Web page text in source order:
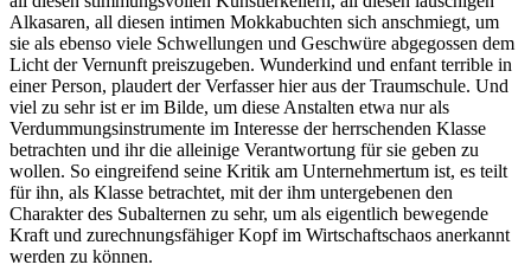
Alkasaren, all diesen intimen Mokkabuchten sich anschmiegt, um
sie als ebenso viele Schwellungen und Geschwüre abgegossen dem
Licht der Vernunft preiszugeben. Wunderkind und enfant terrible in
einer Person, plaudert der Verfasser hier aus der Traumschule. Und
viel zu sehr ist er im Bilde, um diese Anstalten etwa nur als
Verdummungsinstrumente im Interesse der herrschenden Klasse
betrachten und ihr die alleinige Verantwortung für sie geben zu
wollen. So eingreifend seine Kritik am Unternehmertum ist, es teilt
für ihn, als Klasse betrachtet, mit der ihm untergebenen den
Charakter des Subalternen zu sehr, um als eigentlich bewegende
Kraft und zurechnungsfähiger Kopf im Wirtschaftschaos anerkannt
werden zu können.